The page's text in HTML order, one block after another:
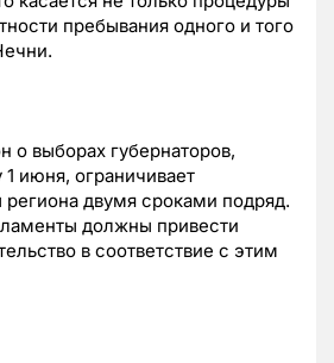
пребывания одного и того
о выборах губернаторов,
июня, ограничивает
двумя сроками подряд.
должны привести
в соответствие с этим